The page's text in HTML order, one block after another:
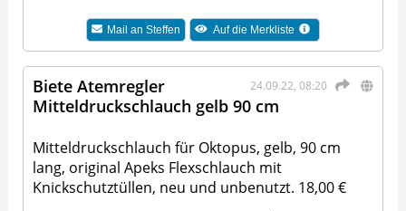
Mail anSteffen Auf die Merkliste
24.09.22, 08:20
Biete Atemregler
Mitteldruckschlauch gelb 90 cm
Mitteldruckschlauch für Oktopus, gelb, 90 cm
lang, original Apeks Flexschlauch mit
Knickschutztüllen, neu und unbenutzt. 18,00 €